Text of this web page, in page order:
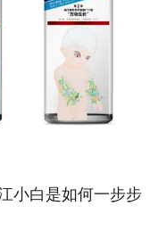
小白是如何一步步